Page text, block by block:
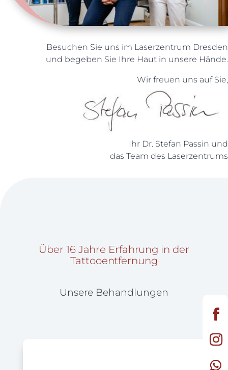
Besuchen Sie uns im Laserzentrum Dresden
und begeben Sie Ihre Haut in unsere Hände.
Wir freuen uns auf Sie,
Ihr Dr. Stefan Passin und
das Team des Laserzentrums
Über 16 Jahre Erfahrung in der
Tattooentfernung
Unsere Behandlungen